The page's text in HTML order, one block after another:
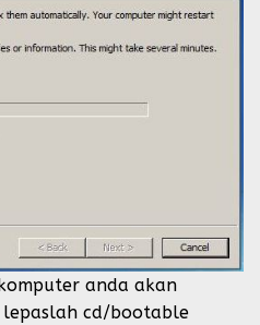
anda akan
lepaslah cd/bootable